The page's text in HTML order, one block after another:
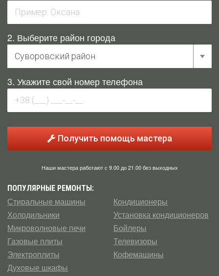
2. Выберите район города
3. Укажите свой номер телефона
Получить помощь мастера
Наши мастера работают с 9.00 до 21.00 без выходных
ПОПУЛЯРНЫЕ РЕМОНТЫ:
Стиральные машины
Холодильники
Микроволновые печи
Газовые плиты
Электроплиты
Духовые шкафы
Кондиционеры
Установка кондиционеров
Бойлеры
Телевизоры
Кофемашины